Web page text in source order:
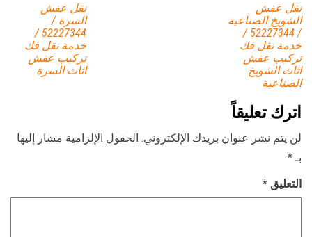
نقل عفش
السرة /
52227344 /
خدمة نقل فك
تركيب عفش
اثاث السرة
نقل عفش
الشويخ الصناعية
/ 52227344 /
خدمة نقل فك
تركيب عفش
اثاث الشويخ
الصناعية
اترك تعليقاً
لن يتم نشر عنوان بريدك الإلكتروني. الحقول الإلزامية مشار إليها
بـ *
التعليق *